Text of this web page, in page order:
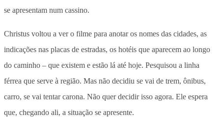
se apresentam num cassino.
Christus voltou a ver o filme para anotar os nomes das cidades, as
indicações nas placas de estradas, os hotéis que aparecem ao longo
do caminho – que existem e estão lá até hoje. Pesquisou a linha
férrea que serve à região. Mas não decidiu se vai de trem, ônibus,
carro, se vai tentar carona. Não quer decidir isso agora. Ele espera
que, chegando ali, a situação se apresente.